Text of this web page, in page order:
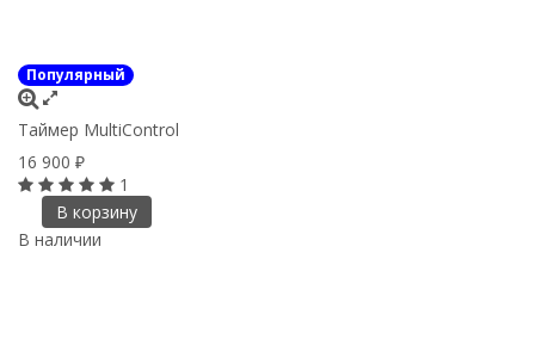
Популярный
Таймер MultiControl
16 900 ₽
1
В корзину
В наличии